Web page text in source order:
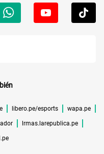
libero.pe/esports wapa.pe
lrmas.larepublica.pe